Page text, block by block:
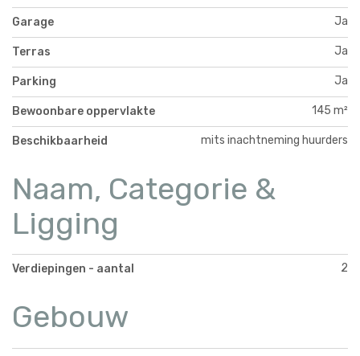
Garage Ja
Terras Ja
Parking Ja
Bewoonbare oppervlakte 145 m²
Beschikbaarheid mits inachtneming huurders
Naam, Categorie &
Ligging
Verdiepingen - aantal 2
Gebouw